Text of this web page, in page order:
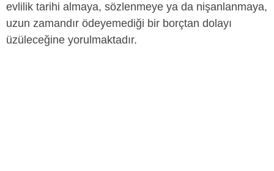
evlilik tarihi almaya, sözlenmeye ya da nişanlanmaya,
uzun zamandır ödeyemediği bir borçtan dolayı
üzüleceğine yorulmaktadır.